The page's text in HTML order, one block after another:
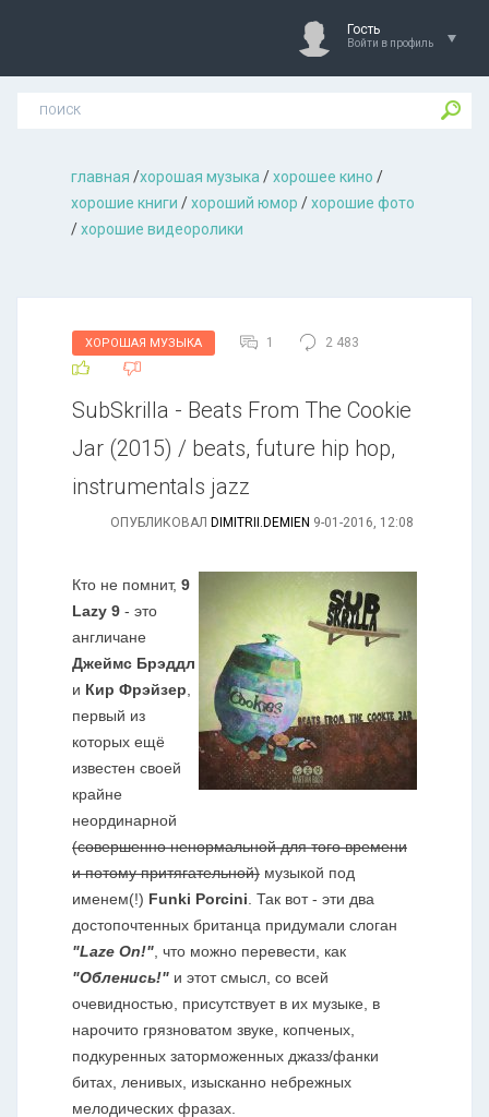
Гость
Войти в профиль
главная /хорошая музыкa /хорошее кино /
хорошие книги /хороший юмор /хорошие фото
/хорошие видеоролики
ХОРОШАЯ МУЗЫКА 1 2 483
SubSkrilla - Beats From The Cookie
Jar (2015) / beats, future hip hop,
instrumentals jazz
ОПУБЛИКОВАЛ DIMITRII.DEMIEN 9-01-2016, 12:08
Кто не помнит, 9
Lazy 9 - это
англичане
Джеймс Брэддл
и Кир Фрэйзер
первый из
которых ещё
известен своей
крайне
неординарной
(совершенно ненормальной для того времени
и потому притягательной) музыкой под
именем(!) Funki Porcini . Так вот - эти два
достопочтенных британца придумали слоган
"Laze On!" , что можно перевести, как
"Обленись!" и этот смысл, со всей
очевидностью, присутствует в их музыке, в
нарочито грязноватом звуке, копченых,
подкуренных заторможенных джазз/фанки
битах, ленивых, изысканно небрежных
мелодических фразах.